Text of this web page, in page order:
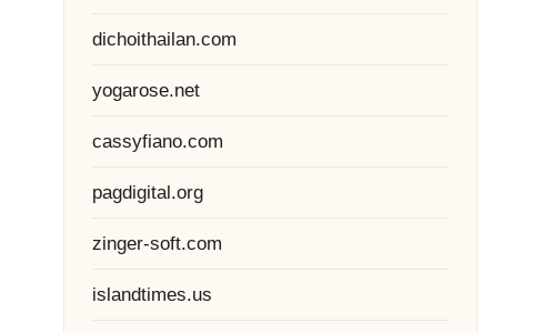
dichoithailan.com
yogarose.net
cassyfiano.com
pagdigital.org
zinger-soft.com
islandtimes.us